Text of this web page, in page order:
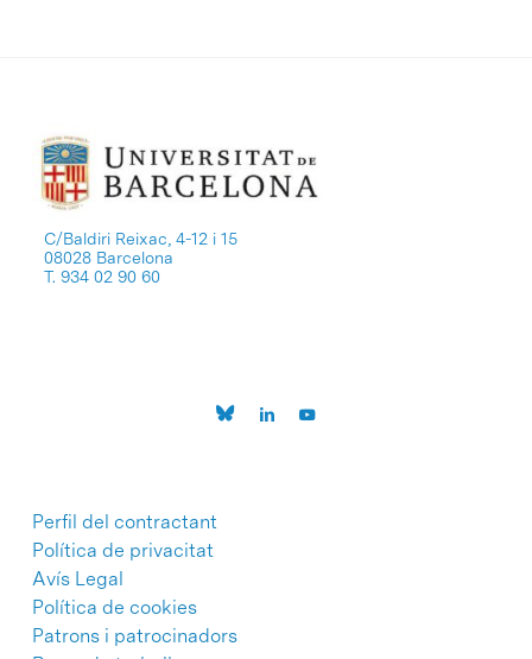
C/Baldiri Reixac, 4-12 i 15
08028 Barcelona
T. 934 02 90 60
Perfil del contractant
Política de privacitat
Avís Legal
Política de cookies
Patrons i patrocinadors